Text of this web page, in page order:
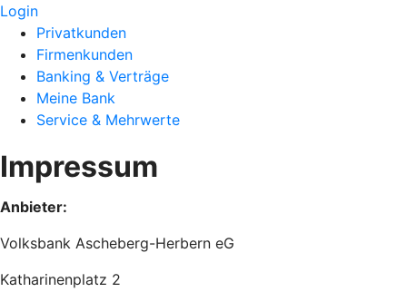
Login
Privatkunden
Firmenkunden
Banking & Verträge
Meine Bank
Service & Mehrwerte
Impressum
Anbieter:
Volksbank Ascheberg-Herbern eG
Katharinenplatz 2